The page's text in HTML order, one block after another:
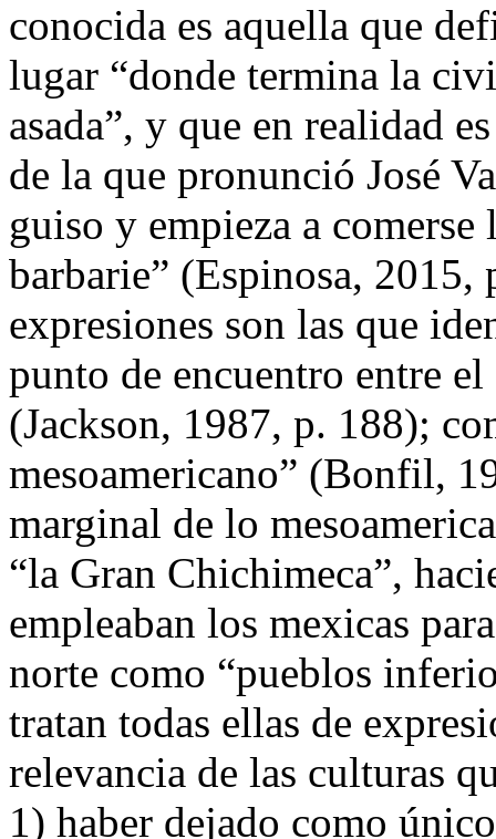
conocida es aquella que
lugar “donde termina la
asada”, y que en realidad
de la que pronunció José
guiso y empieza a comerse
barbarie” (Espinosa,
expresiones son las que
punto de encuentro entre
(Jackson, 1987, p. 188);
mesoamericano” (Bonfil,
marginal de lo
“la Gran Chichimeca”,
empleaban los mexicas
norte como “pueblos
tratan todas ellas de
relevancia de las culturas
1) haber dejado como